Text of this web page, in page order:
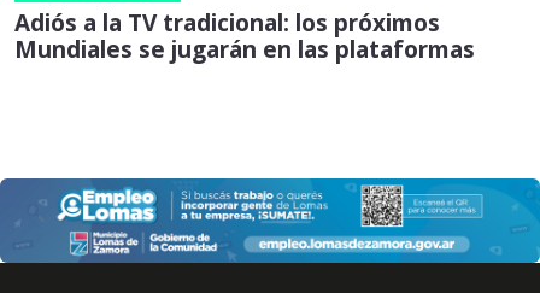
Adiós a la TV tradicional: los próximos
Mundiales se jugarán en las plataformas